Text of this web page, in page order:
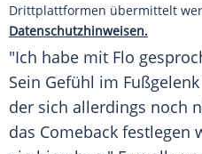
Drittplattformen übermittelt
Datenschutzhinweisen.
"Ich habe mit Flo
Sein Gefühl im
der sich allerdings noch
das Comeback festlegen